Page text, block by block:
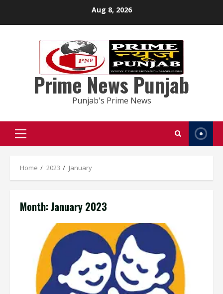
Aug 8, 2026
Prime News Punjab
Punjab's Prime News
Primary
Menu
Home 2023 January
Month: January 2023